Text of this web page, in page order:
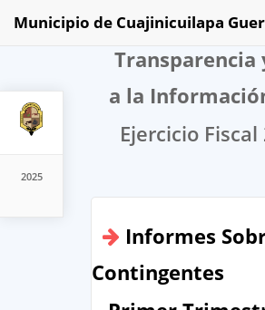
2025
Municipio de Cuajinicuilapa
Transparencia
a la
Ejercicio Fiscal
Informes
Contingentes